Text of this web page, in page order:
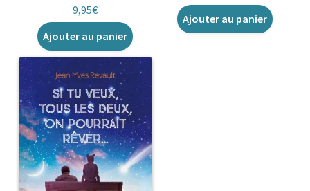
9,95€
Ajouter au panier
Ajouter au panier